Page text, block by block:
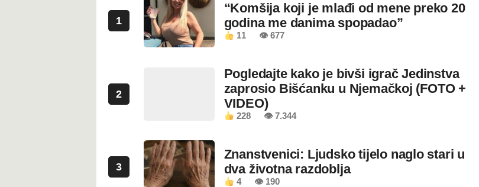
1
“Komšija koji je mlađi od mene preko 20
godina me danima spopadao”
11 👁 677
2
Pogledajte kako je bivši igrač Jedinstva
zaprosio Bišćanku u Njemačkoj (FOTO +
VIDEO)
228 👁 7.344
3
Znanstvenici: Ljudsko tijelo naglo stari u
dva životna razdoblja
4 👁 190